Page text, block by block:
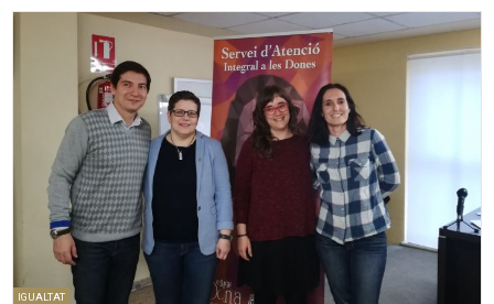
IGUALTAT